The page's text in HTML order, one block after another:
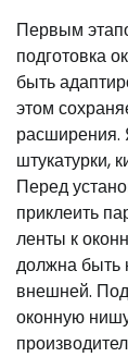
Первым
подготовка
быть
этом
расширения.
штукатурки,
Перед
приклеить
ленты к
должна быть
внешней.
оконную